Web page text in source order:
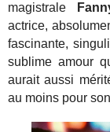
magistrale
actrice,
fascinante,
sublime amour
aurait aussi
au moins pour